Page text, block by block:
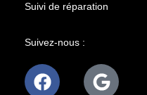
Suivi de réparation
Suivez-nous :